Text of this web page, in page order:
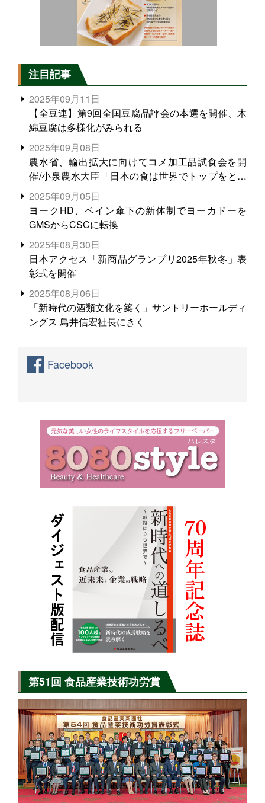
注目記事
2025年09月11日
【全豆連】第9回全国豆腐品評会の本選を開催、木
綿豆腐は多様化がみられる
2025年09月08日
農水省、輸出拡大に向けてコメ加工品試食会を開
催/小泉農水大臣「日本の食は世界でトップをとれ
る。米増産に向けて、米輸出需要の拡大を」
2025年09月05日
ヨークHD、ベイン傘下の新体制でヨーカドーを
GMSからCSCに転換
2025年08月30日
日本アクセス「新商品グランプリ2025年秋冬」表
彰式を開催
2025年08月06日
「新時代の酒類文化を築く」サントリーホールディ
ングス 鳥井信宏社長にきく
Facebook
第51回 食品産業技術功労賞